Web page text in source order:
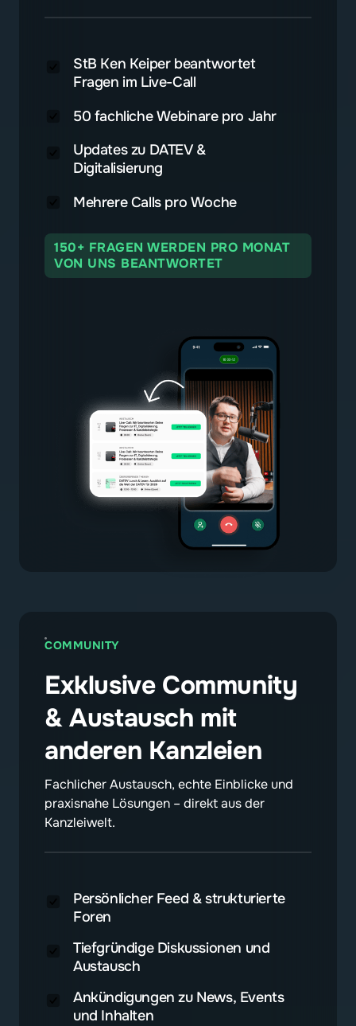
StB Ken Keiper beantwortet
Fragen im Live-Call
50 fachliche Webinare pro Jahr
Updates zu DATEV &
Digitalisierung
Mehrere Calls pro Woche
150+ FRAGEN WERDEN PRO MONAT
VON UNS BEANTWORTET
COMMUNITY
Exklusive Community
& Austausch mit
anderen Kanzleien
Fachlicher Austausch, echte Einblicke und
praxisnahe Lösungen – direkt aus der
Kanzleiwelt.
Persönlicher Feed & strukturierte
Foren
Tiefgründige Diskussionen und
Austausch
Ankündigungen zu News, Events
und Inhalten